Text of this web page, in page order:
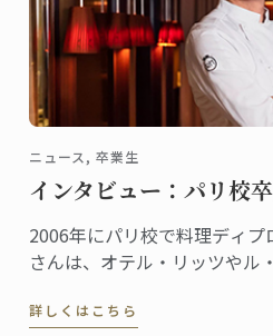
ニュース, 卒業生
インタビュー：パリ校
2006年にパリ校で料理ディ
さんは、オテル・リッツやル
の高級リゾート、ヘビチホテ
詳しくはこちら